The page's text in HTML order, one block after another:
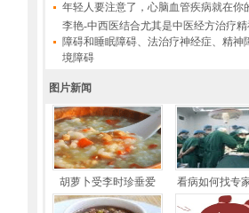
年轻人要注意了，心脑血管疾病就在你
李艳-中西医结合尤其是中医经方治疗精
障碍和睡眠障碍、法治疗神经症、精神
境障碍
图片新闻
胡萝卜受李时珍垂爱 看病如何找专